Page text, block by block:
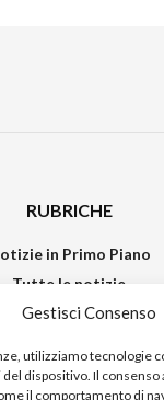
Gestisci Consenso
utilizziamo tecnologie
dispositivo. Il consenso
il comportamento di
RUBRICHE
in Primo Piano
Tutte le notizie
Urban Video